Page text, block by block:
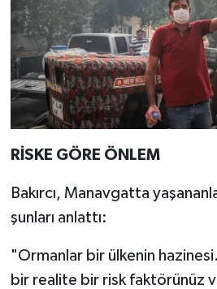
RİSKE GÖRE ÖNLEM
Bakırcı, Manavgatta
şunları anlattı:
"Ormanlar bir ülkenin
bir realite bir risk faktörünüz